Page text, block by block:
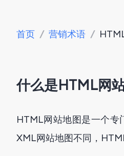
首页 / 营销术语 /
什么是HTML网
HTML网站地图是一个专
XML网站地图不同，